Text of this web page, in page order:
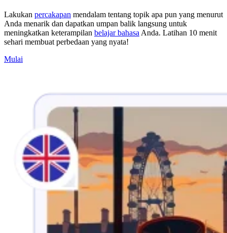
Lakukan percakapan mendalam tentang topik apa pun yang menurut
Anda menarik dan dapatkan umpan balik langsung untuk
meningkatkan keterampilan belajar bahasa Anda. Latihan 10 menit
sehari membuat perbedaan yang nyata!
Mulai